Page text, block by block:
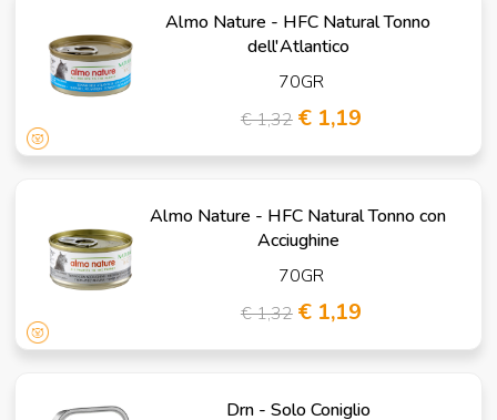
Almo Nature - HFC Natural Tonno
dell'Atlantico
70GR
€ 1,32 € 1,19
Almo Nature - HFC Natural Tonno con
Acciughine
70GR
€ 1,32 € 1,19
Drn - Solo Coniglio